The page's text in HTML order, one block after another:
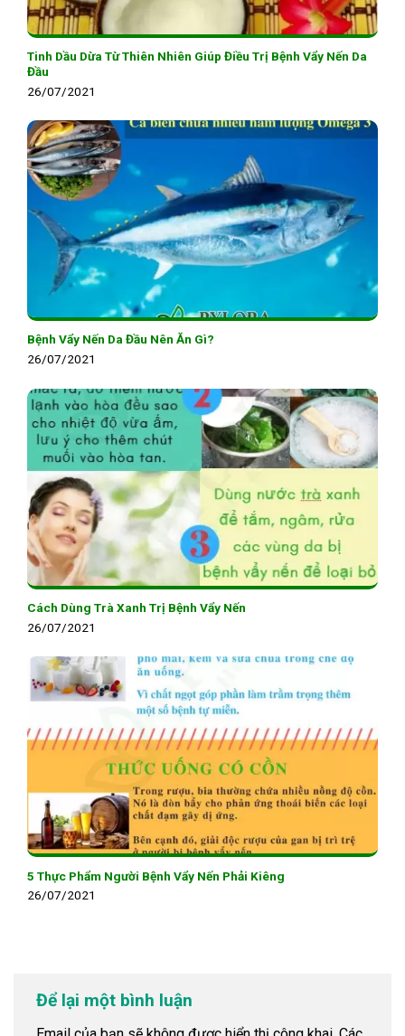
Tinh Dầu Dừa Từ Thiên Nhiên Giúp Điều Trị Bệnh Vẩy Nến Da
Đầu
26/07/2021
Bệnh Vẩy Nến Da Đầu Nên Ăn Gì?
26/07/2021
Cách Dùng Trà Xanh Trị Bệnh Vẩy Nến
26/07/2021
5 Thực Phẩm Người Bệnh Vẩy Nến Phải Kiêng
26/07/2021
Để lại một bình luận